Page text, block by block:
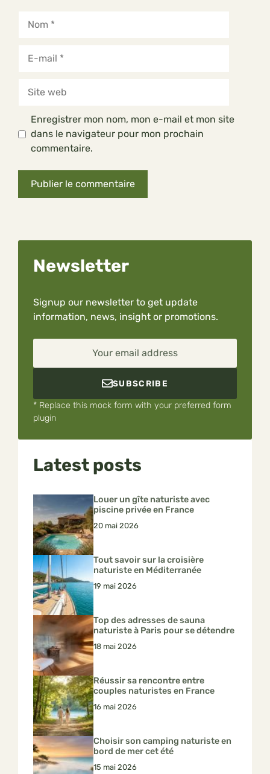
Enregistrer mon nom, mon e-mail et mon site
dans le navigateur pour mon prochain
commentaire.
Newsletter
Signup our newsletter to get update
information, news, insight or promotions.
Your email address
SUBSCRIBE
* Replace this mock form with your preferred form
plugin
Latest posts
Louer un gîte naturiste avec
piscine privée en France
20 mai 2026
Tout savoir sur la croisière
naturiste en Méditerranée
19 mai 2026
Top des adresses de sauna
naturiste à Paris pour se détendre
18 mai 2026
Réussir sa rencontre entre
couples naturistes en France
16 mai 2026
Choisir son camping naturiste en
bord de mer cet été
15 mai 2026